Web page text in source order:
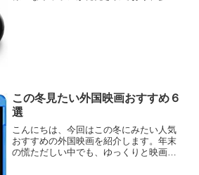
この冬見たい外国映画おすすめ６
選
こんにちは、今回はこの冬にみたい人気
おすすめの外国映画を紹介します。年末
の慌ただしい中でも、ゆっくりと映画を